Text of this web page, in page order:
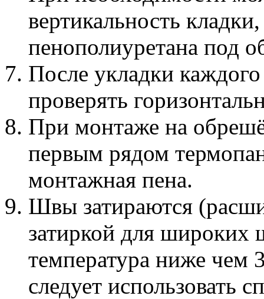
вертикальность
пенополиуретана под
После укладки
проверять
При монтаже на
первым рядом
монтажная пена.
Швы затираются
затиркой для широких
температура ниже чем
следует использовать